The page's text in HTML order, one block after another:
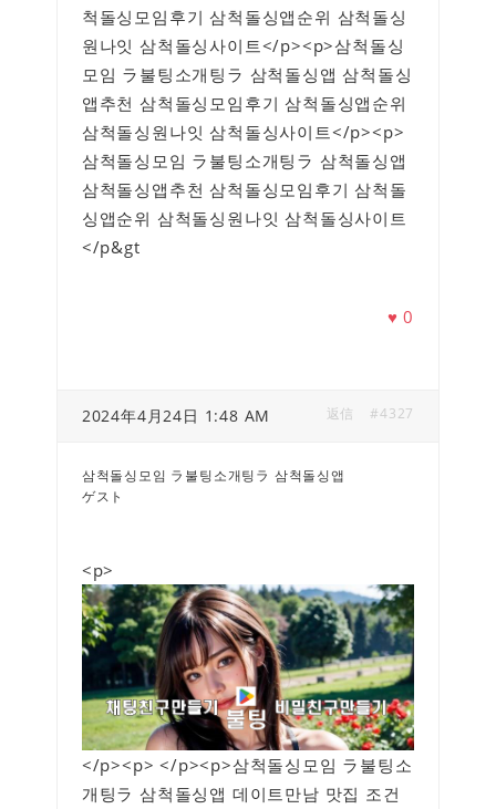
척돌싱모임후기 삼척돌싱앱순위 삼척돌싱
원나잇 삼척돌싱사이트</p><p>삼척돌싱
모임 ラ불팅소개팅ラ 삼척돌싱앱 삼척돌싱
앱추천 삼척돌싱모임후기 삼척돌싱앱순위
삼척돌싱원나잇 삼척돌싱사이트</p><p>
삼척돌싱모임 ラ불팅소개팅ラ 삼척돌싱앱
삼척돌싱앱추천 삼척돌싱모임후기 삼척돌
싱앱순위 삼척돌싱원나잇 삼척돌싱사이트
</p&gt
♥0
2024年4月24日 1:48 AM #4327
返信
삼척돌싱모임 ラ불팅소개팅ラ 삼척돌싱앱
ゲスト
<p>
</p><p> </p><p>삼척돌싱모임 ラ불팅소
개팅ラ 삼척돌싱앱 데이트만남 맛집 조건